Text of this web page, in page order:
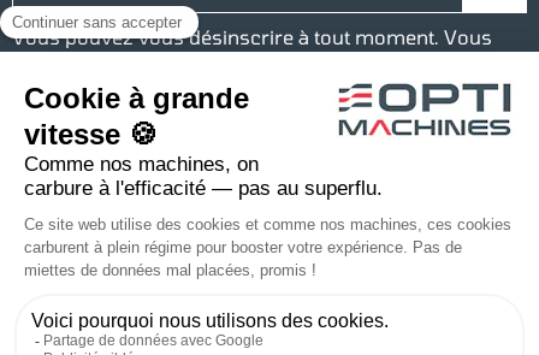
Vous pouvez vous désinscrire à tout moment. Vous
les conditions d'utilisation du site.
Réseaux sociaux
FacebookYouTubeInstagram
LinkedIn
Une société du groupe Baudelet